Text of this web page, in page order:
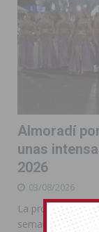
Almoradí
unas
2026
03/08/2026
La programación
semana actos